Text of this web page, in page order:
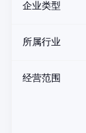
企业类型
所属行业
经营范围